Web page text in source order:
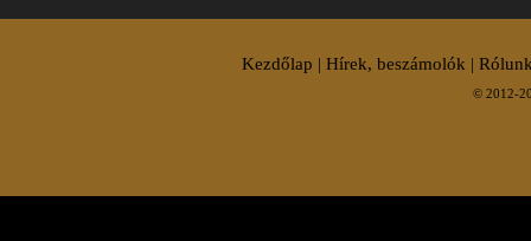
Kezdőlap |Hírek, beszámolók |
© 2012-